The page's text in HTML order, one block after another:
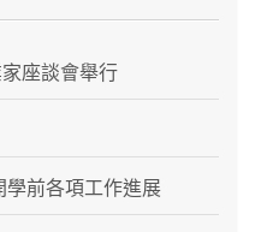
座談會舉行
學前各項工作進展